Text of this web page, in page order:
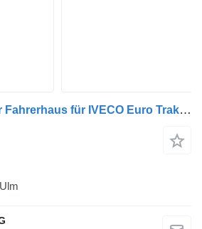
IVECO Euro Trakker Fahrerhaus für IVECO Euro Trakker LKW